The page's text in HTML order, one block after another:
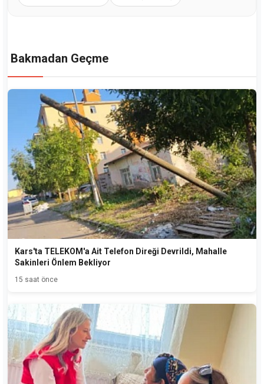
Bakmadan Geçme
Kars'ta TELEKOM'a Ait Telefon Direği Devrildi, Mahalle
Sakinleri Önlem Bekliyor
15 saat önce